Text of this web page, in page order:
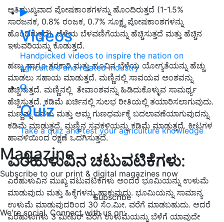
Videos
Handpicked videos to inspire the nation on
agriculture and related industry
Quiz
Take a quiz and test your agriculture knowledge
Magazine
Subscribe to our print & digital magazines now
Subscribe
We're social. Connect with us on:
ಅತಿಮುಖ್ಯವಾದ ಪೋಷಕಾಂಶಗಳನ್ನು ಹೊಂದಿರುತ್ತದೆ (1-1.5%
ಸಾರಜನಕ, 0.8% ರಂಜಕ, 0.7% ಸೂಕ್ಷ್ಮ ಪೋಷಕಾಂಶಗಳನ್ನು
ಹೊಂದಿರುತ್ತದೆ). ಬೆಳೆಯ ಬೆಳವಣಿಗೆಯನ್ನು ಹೆಚ್ಚಿಸುತ್ತದೆ ಮತ್ತು ಹೆಚ್ಚಿನ
ಇಳುವರಿಯನ್ನು ಕೊಡುತ್ತದೆ.
ಹಣ್ಣು ಹಾಗೂ ತರಕಾರಿ ಮತ್ತು ಹೂವಿನ ಬೆಳೆಯ ಯೋಗ್ಯತೆಯನ್ನು ಹೆಚ್ಚು
ಮಾಡಲು ಸಹಾಯ ಮಾಡುತ್ತದೆ. ಮಣ್ಣಿನಲ್ಲಿ ಸಾವಯವ ಅಂಶವನ್ನು
ಹೆಚ್ಚಿಸುತ್ತದೆ. ಮಣ್ಣಿನಲ್ಲಿ ತೇವಾಂಶವನ್ನು ಹಿಡಿದುಕೊಳ್ಳುವ ಸಾಮರ್ಥ್ಯ
ಹೆಚ್ಚಿಸುತ್ತದೆ. ಕಡಿಮೆ ಖರ್ಚಿನಲ್ಲಿ ಸುಲಭ ರೀತಿಯಲ್ಲಿ ತಯಾರಿಸಲಾಗುವುದು.
ಮಣ್ಣನ್ನು ಸವಳು ಮತ್ತು ಆಮ್ಲ ಗುಣಧರ್ಮಕ್ಕೆ ಬದಲಾವಣೆಯಾಗುವುದನ್ನು
ಕಡಿಮೆ ಮಾಡುತ್ತದೆ. ಮಣ್ಣಿನ ಸವಕಳಿಯನ್ನು ಕಡಿಮೆ ಮಾಡುತ್ತದೆ. ಕೀಟಗಳ
ಹಾವಳಿಯಿಂದ ರಕ್ಷಣೆ ಒದಗಿಸುತ್ತದೆ.
ಎರೆಹುಳುವಿನ ಚಟುವಟಿಕೆಗಳು:
ಎರೆಹುಳುವಿನ ಮುಖ್ಯ ವಟುವಟಿಕೆಗಳು ಅಂದರೆ ಭೂಮಿಯನ್ನು ಉಳುಮೆ
ಮಾಡುವುದು ಮತ್ತು ಹಿಕ್ಕೆಗಳನ್ನು ಹಾಕುವುದು. ಭೂಮಿಯನ್ನು ಸಾಮಾನ್ಯ
ಉಳುಮೆ ಮಾಡುವುದರಿಂದ 30 ಸೆಂ.ಮೀ. ವರೆಗೆ ಮಾಡಬಹುದು. ಆದರೆ
ಎರೆಹುಳುಗಳು 3 ಮೀಟರ್ ವರೆಗೆ ಉಳುಮೆಯನ್ನು ಬೆಳೆಗೆ ಯಾವುದೇ